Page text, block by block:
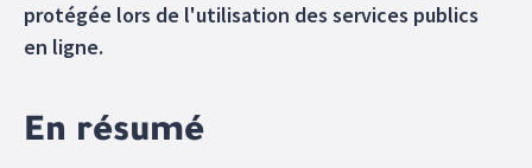
protégée lors de l'utilisation des services publics
en ligne.
En résumé